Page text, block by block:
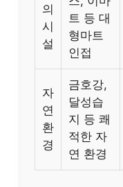
의
시
설
트 등 대
형마트
인접
자
연
환
경
금호강,
달성습
지 등 쾌
적한 자
연 환경